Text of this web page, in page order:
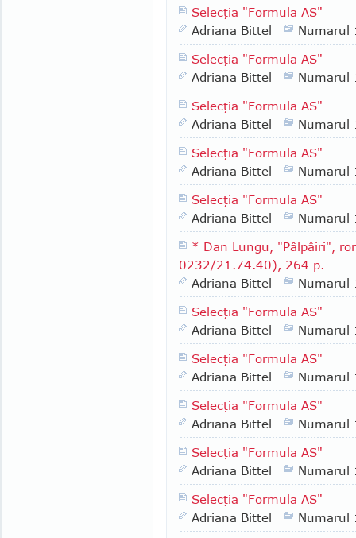
Selecţia "Formula AS"
Adriana Bittel
Numarul
Selecţia "Formula AS"
Adriana Bittel
Numarul
Selecţia "Formula AS"
Adriana Bittel
Numarul
Selecţia "Formula AS"
Adriana Bittel
Numarul
Selecţia "Formula AS"
Adriana Bittel
Numarul
* Dan Lungu, "Pâlpâiri",
0232/21.74.40), 264 p.
Adriana Bittel
Numarul
Selecţia "Formula AS"
Adriana Bittel
Numarul
Selecţia "Formula AS"
Adriana Bittel
Numarul
Selecţia "Formula AS"
Adriana Bittel
Numarul
Selecţia "Formula AS"
Adriana Bittel
Numarul
Selecţia "Formula AS"
Adriana Bittel
Numarul